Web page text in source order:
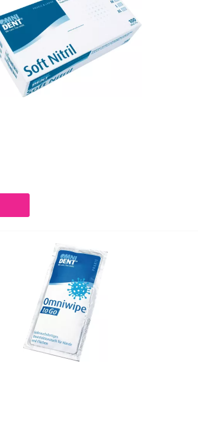
zu erhöhen oder zu reduzieren.